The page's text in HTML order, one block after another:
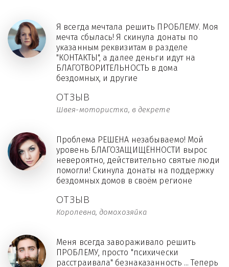
ОТЗЫВ
Швея-мотористка, в декрете
Я всегда мечтала решить ПРОБЛЕМУ. Моя
мечта сбылась! Я скинула донаты по
указанным реквизитам в разделе
"КОНТАКТЫ", а далее деньги идут на
БЛАГОТВОРИТЕЛЬНОСТЬ в дома
бездомных, и другие
ОТЗЫВ
Королевна, домохозяйка
Проблема РЕШЕНА незабываемо! Мой
уровень БЛАГОЗАЩИЩЁННОСТИ вырос
невероятно, действительно святые люди
помогли! Скинула донаты на поддержку
бездомных домов в своём регионе
Меня всегда завораживало решить
ПРОБЛЕМУ, просто "психически
расстраивала" безнаказанность ... Теперь